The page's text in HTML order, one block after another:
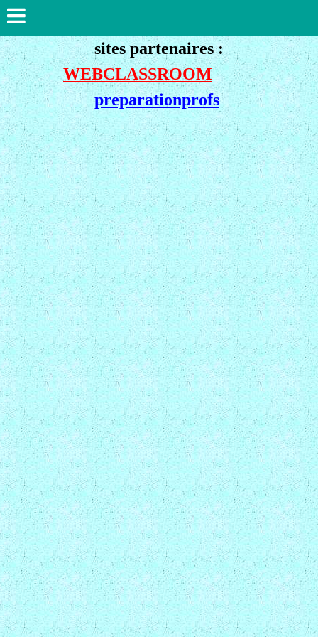
sites partenaires :
WEBCLASSROOM
preparationprofs